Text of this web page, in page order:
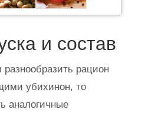
и состав
рацион
убихинон, то
аналогичные